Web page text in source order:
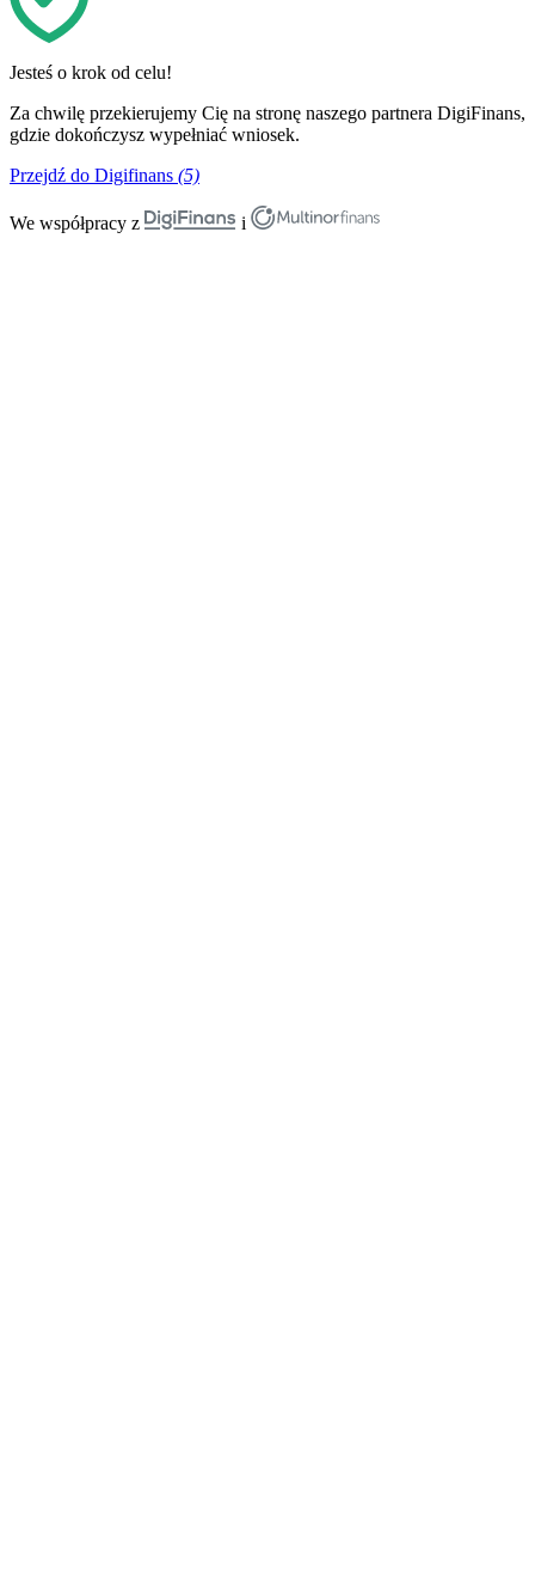
Jesteś o krok od celu!
Za chwilę przekierujemy Cię na stronę naszego partnera DigiFinans,
gdzie dokończysz wypełniać wniosek.
Przejdź do Digifinans (5)
We współpracy z i